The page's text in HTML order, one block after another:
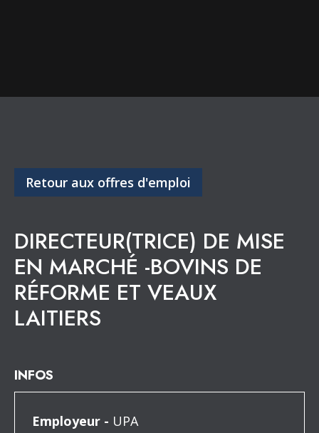
Retour aux offres d'emploi
DIRECTEUR(TRICE) DE MISE
EN MARCHÉ -BOVINS DE
RÉFORME ET VEAUX
LAITIERS
INFOS
Employeur - UPA